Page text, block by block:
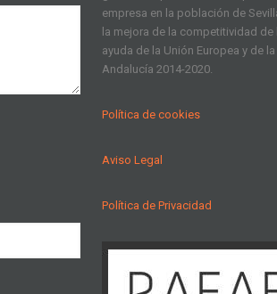
empresa en la población de
la mejora de la competitividad
ayuda de la Unión Europea y de
Andalucía 2014-2020.
Política de cookies
Aviso Legal
Política de Privacidad